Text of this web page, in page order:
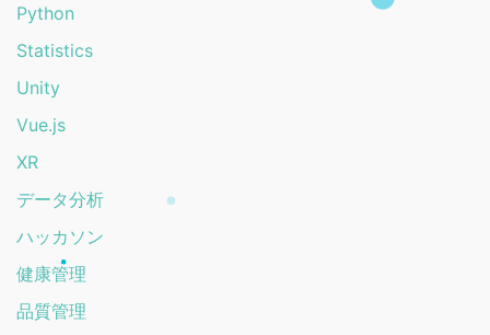
Python
Statistics
Unity
Vue.js
XR
データ分析
ハッカソン
健康管理
品質管理